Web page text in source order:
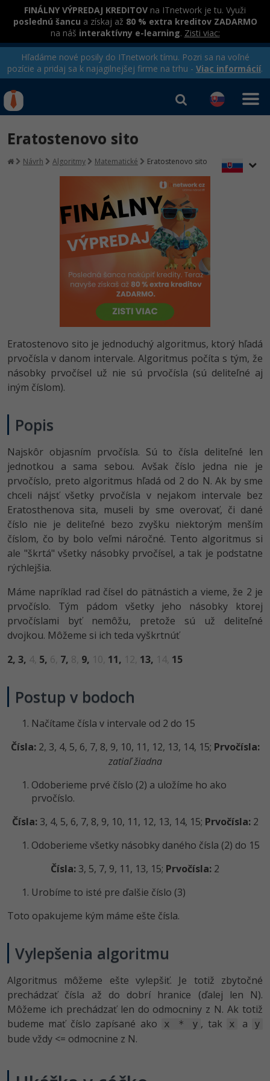
FINÁLNY VÝPREDAJ KREDITOV na ITnetwork je tu. Využi
poslednú šancu a získaj až 80 % extra kreditov ZADARMO
na náš interaktívny e-learning. Zisti viac:
Hľadáme nové posily do ITnetwork tímu. Pozri sa na voľné
pozície a pridaj sa k najagilnejšej firme na trhu - Viac informácií.
hradené úradom práce
Kurzy programovania
Ako začať?
-80%
C# .NET -80%
Python -80%
JavaScript -80%
PHP -80%
C++ -80%
Céčko -80%
VB.NET
SQL
UML -80%
Umelá inteligencia -10%
Pre deti
Viac
Kurzy e-commerce
Testovanie softvéru
-30%
WordPress
SEO -30%
Copywriting
Time management
Fórum
Kurzy dizajnu
-80%
Photoshop
Adobe Illustrator -80%
-30%
Adobe InDesign
Inkscape
Fotografovanie -80%
Médiá
Kariéra
Prihlásiť sa |Registrovať
Eratostenovo sito
Návrh Algoritmy Matematické Eratostenovo sito
Eratostenovo sito je jednoduchý algoritmus, ktorý hľadá
prvočísla v danom intervale. Algoritmus počíta s tým, že
násobky prvočísel už nie sú prvočísla (sú deliteľné aj
iným číslom).
Popis
Najskôr objasním prvočísla. Sú to čísla deliteľné len
jednotkou a sama sebou. Avšak číslo jedna nie je
prvočíslo, preto algoritmus hľadá od 2 do N. Ak by sme
chceli nájsť všetky prvočísla v nejakom intervale bez
Eratosthenova sita, museli by sme overovať, či dané
číslo nie je deliteľné bezo zvyšku niektorým menším
číslom, čo by bolo veľmi náročné. Tento algoritmus si
ale "škrtá" všetky násobky prvočísel, a tak je podstatne
rýchlejšia.
Máme napríklad rad čísel do pätnástich a vieme, že 2 je
prvočíslo. Tým pádom všetky jeho násobky ktorej
prvočíslami byť nemôžu, pretože sú už deliteľné
dvojkou. Môžeme si ich teda vyškrtnúť
2, 3, 4, 5, 6, 7, 8, 9, 10, 11, 12, 13, 14, 15
Postup v bodoch
Načítame čísla v intervale od 2 do 15
Čísla:2, 3, 4, 5, 6, 7, 8, 9, 10, 11, 12, 13, 14, 15; Prvočísla:
zatiaľ žiadna
Odoberieme prvé číslo (2) a uložíme ho ako
prvočíslo.
Čísla:3, 4, 5, 6, 7, 8, 9, 10, 11, 12, 13, 14, 15; Prvočísla:2
Odoberieme všetky násobky daného čísla (2) do 15
Čísla: 3, 5, 7, 9, 11, 13, 15; Prvočísla: 2
Urobíme to isté pre ďalšie číslo (3)
Toto opakujeme kým máme ešte čísla.
Vylepšenia algoritmu
Algoritmus môžeme ešte vylepšiť. Je totiž zbytočné
prechádzať čísla až do dobrí hranice (ďalej len N).
Môžeme ich prechádzať len do odmocniny z N. Ak totiž
budeme mať číslo zapísané ako
x * y , tak x a y
bude vždy <= odmocnine z N.